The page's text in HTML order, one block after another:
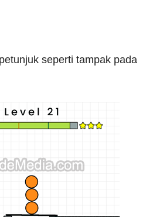
seperti tampak pada